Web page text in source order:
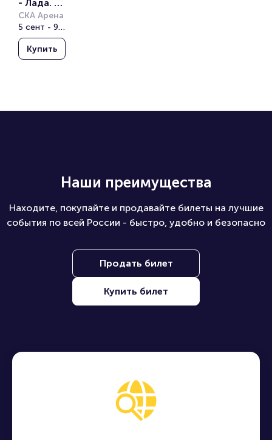
- Лада.
Контине
нтальная
хоккейна
я лига
СКА Арена
5 сент - 9 сент
Купить
Наши преимущества
Находите, покупайте и продавайте билеты на лучшие
события по всей России - быстро, удобно и безопасно
Продать билет
Купить билет